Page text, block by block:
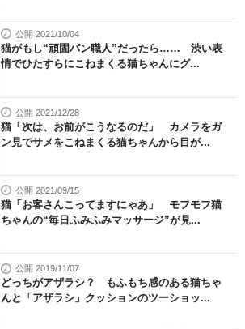
公開 2021/10/04
猫がもし“頑固パン職人”だったら…… 渋い表
情でひたすらにこねまくる猫ちゃんにグ...
公開 2021/12/28
猫「次は、お前がこうなるのだ」 カメラをガ
ン見でサメをこねまくる猫ちゃんから目が...
公開 2021/09/15
猫「お客さんこってますにゃあ」 モフモフ猫
ちゃんの“毎日ふみふみマッサージ”が見...
公開 2019/11/07
どっちがアザラシ？ もふもち感のある猫ちゃ
んと「アザラシ」クッションのツーショッ...